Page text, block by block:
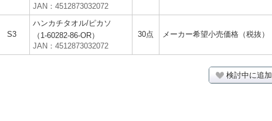
JAN：4512873032072
S3
ハンカチタオル/ピカソ
（1-60282-86-OR）
JAN：4512873032072
30点 メーカー希望小売価格（税抜）
検討中に追加